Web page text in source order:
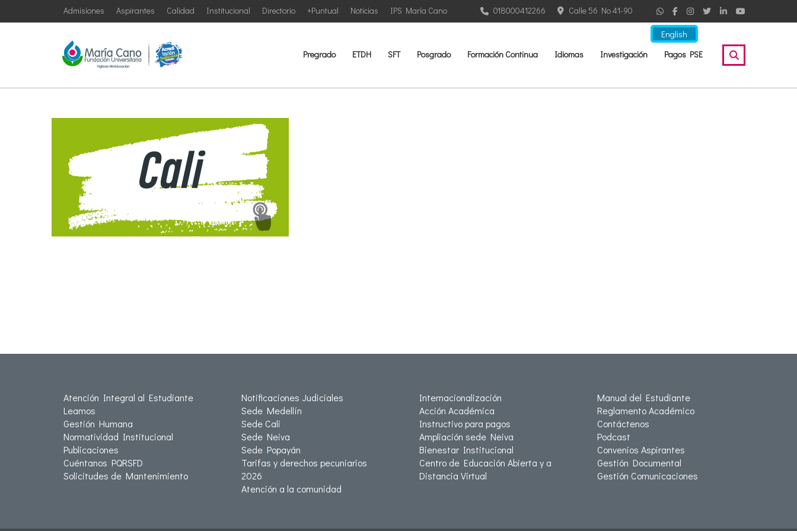
English
IPS María Cano
Noticias
+Puntual
Directorio
Institucional
Calidad
Aspirantes
Admisiones Calle 56 No 41-90
018000412266
Pregrado ETDH SFT Posgrado Formación Continua Idiomas Investigación Pagos PSE
Atención Integral al Estudiante
Leamos
Gestión Humana
Normatividad Institucional
Publicaciones
Cuéntanos PQRSFD
Solicitudes de Mantenimiento
Notificaciones Judiciales
Sede Medellín
Sede Cali
Sede Neiva
Sede Popayán
Tarifas y derechos pecuniarios
2026
Atención a la comunidad
Internacionalización
Acción Académica
Instructivo para pagos
Ampliación sede Neiva
Bienestar Institucional
Centro de Educación Abierta y a
Distancia Virtual
Manual del Estudiante
Reglamento Académico
Contáctenos
Podcast
Convenios Aspirantes
Gestión Documental
Gestión Comunicaciones